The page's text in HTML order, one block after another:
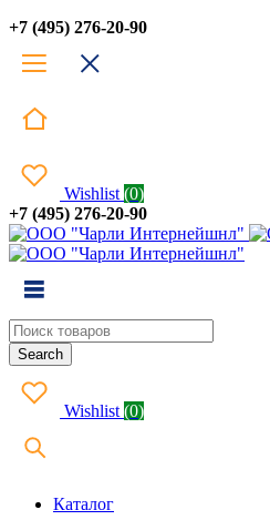
+7 (495) 276-20-90
Wishlist (0)
+7 (495) 276-20-90
Wishlist (0)
Каталог